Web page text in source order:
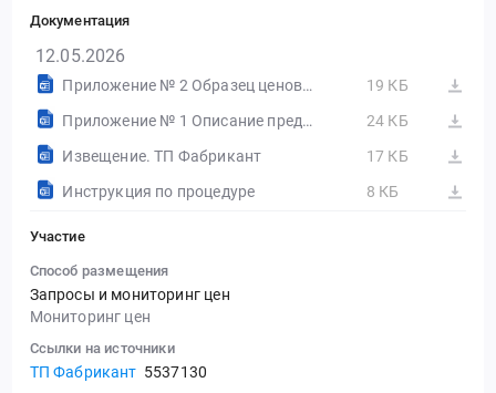
Документация
12.05.2026
Приложение № 2 Образец ценового предложения.docx
19 КБ
Приложение № 1 Описание предмета закупки.docx
24 КБ
Извещение. ТП Фабрикант
17 КБ
Инструкция по процедуре
8 КБ
Участие
Способ размещения
Запросы и мониторинг цен
Мониторинг цен
Ссылки на источники
ТП Фабрикант 5537130